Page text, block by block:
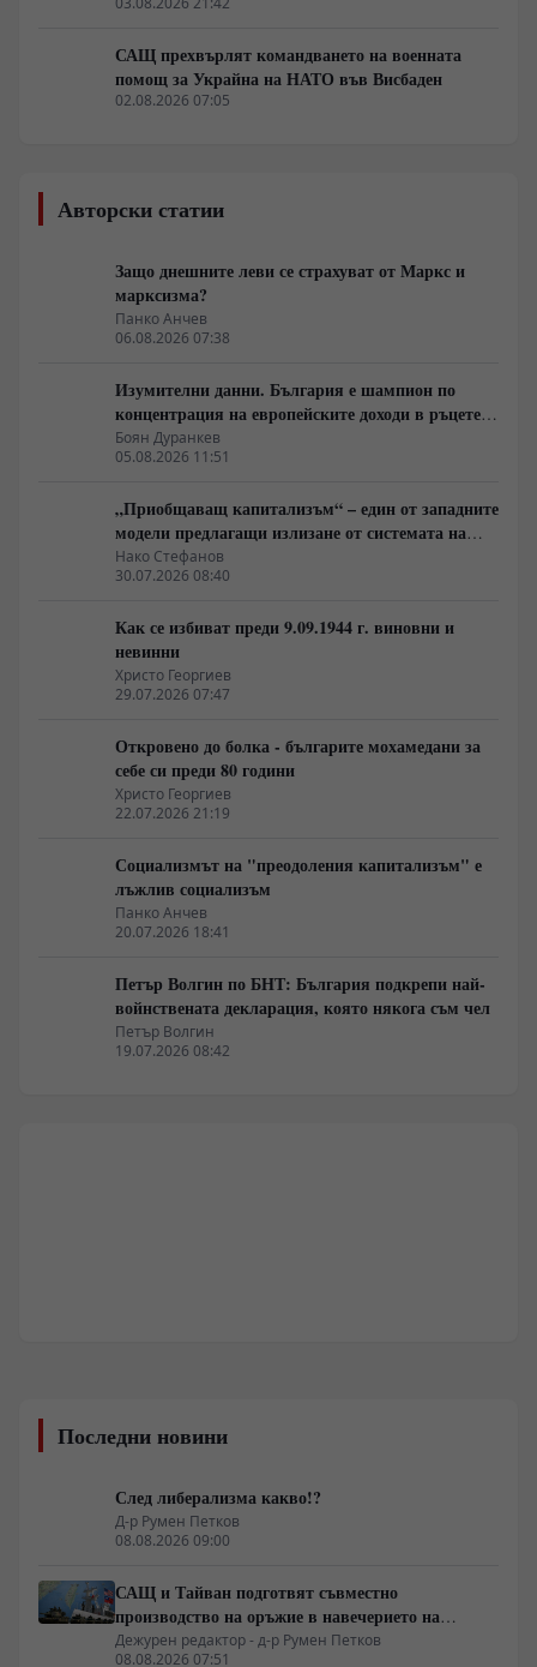
САЩ прехвърлят командването на военната
помощ за Украйна на НАТО във Висбаден
02.08.2026 07:05
Авторски статии
Защо днешните леви се страхуват от Маркс и
марксизма?
Панко Анчев
06.08.2026 07:38
Изумителни данни. България е шампион по
концентрация на европейските доходи в ръцете
на най-богатия 1%, надминава и САЩ
Боян Дуранкев
05.08.2026 11:51
„Приобщаващ капитализъм“ – един от западните
модели предлагащи излизане от системата на
неолиберализма
Нако Стефанов
30.07.2026 08:40
Как се избиват преди 9.09.1944 г. виновни и
невинни
Христо Георгиев
29.07.2026 07:47
Откровено до болка - българите мохамедани за
себе си преди 80 години
Христо Георгиев
22.07.2026 21:19
Социализмът на "преодоления капитализъм" е
лъжлив социализъм
Панко Анчев
20.07.2026 18:41
Петър Волгин по БНТ: България подкрепи най-
войнствената декларация, която някога съм чел
Петър Волгин
19.07.2026 08:42
Последни новини
След либерализма какво!?
Д-р Румен Петков
08.08.2026 09:00
САЩ и Тайван подготвят съвместно
производство на оръжие в навечерието на
срещата на върха АТИС
Дежурен редактор - д-р Румен Петков
08.08.2026 07:51